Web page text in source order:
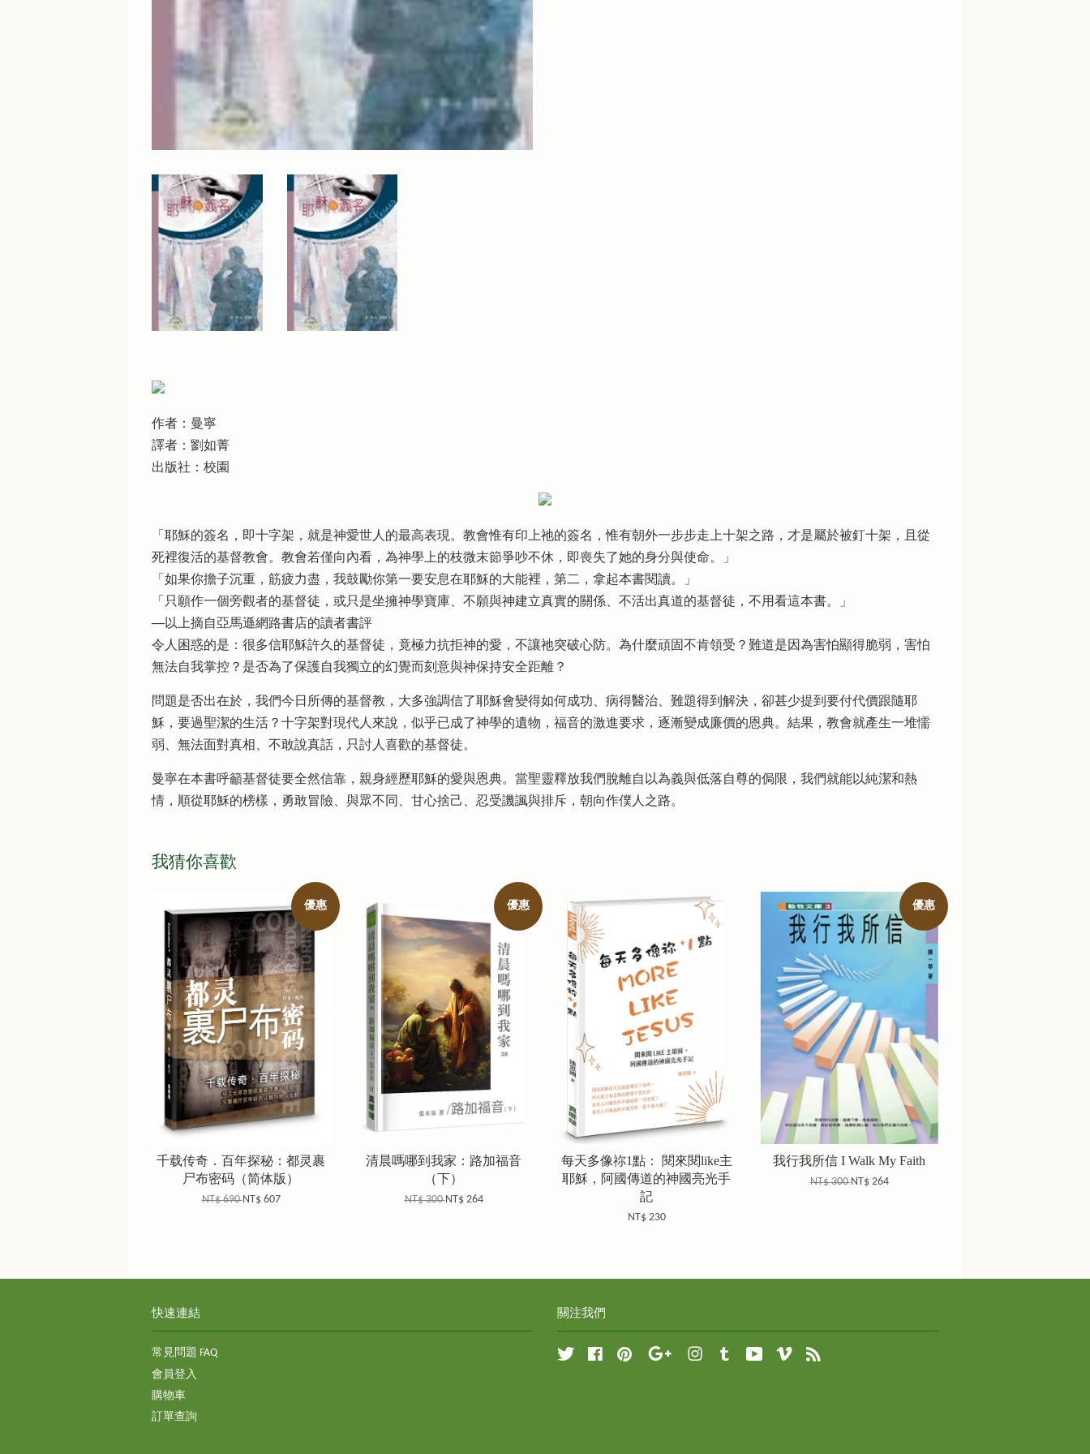
作者：曼寧
譯者：劉如菁
出版社：校園
「耶穌的簽名，即十字架，就是神愛世人的最高表現。教會惟有印上祂的簽名，惟有朝外一步步走上十架之路，才是屬於被釘十架，且從
死裡復活的基督教會。教會若僅向內看，為神學上的枝微末節爭吵不休，即喪失了她的身分與使命。」
「如果你擔子沉重，筋疲力盡，我鼓勵你第一要安息在耶穌的大能裡，第二，拿起本書閱讀。」
「只願作一個旁觀者的基督徒，或只是坐擁神學寶庫、不願與神建立真實的關係、不活出真道的基督徒，不用看這本書。」
──以上摘自亞馬遜網路書店的讀者書評
令人困惑的是：很多信耶穌許久的基督徒，竟極力抗拒神的愛，不讓祂突破心防。為什麼頑固不肯領受？難道是因為害怕顯得脆弱，害怕
無法自我掌控？是否為了保護自我獨立的幻覺而刻意與神保持安全距離？
問題是否出在於，我們今日所傳的基督教，大多強調信了耶穌會變得如何成功、病得醫治、難題得到解決，卻甚少提到要付代價跟隨耶
穌，要過聖潔的生活？十字架對現代人來說，似乎已成了神學的遺物，福音的激進要求，逐漸變成廉價的恩典。結果，教會就產生一堆懦
弱、無法面對真相、不敢說真話，只討人喜歡的基督徒。
曼寧在本書呼籲基督徒要全然信靠，親身經歷耶穌的愛與恩典。當聖靈釋放我們脫離自以為義與低落自尊的侷限，我們就能以純潔和熱
情，順從耶穌的榜樣，勇敢冒險、與眾不同、甘心捨己、忍受譏諷與排斥，朝向作僕人之路。
我猜你喜歡
優惠
千载传奇．百年探秘：都灵裹
尸布密码（简体版）
NT$ 690NT$ 607
優惠
清晨嗎哪到我家：路加福音
（下）
NT$ 300NT$ 264
每天多像祢1點： 閱來閱like主
耶穌，阿國傳道的神國亮光手
記
NT$ 230
優惠
我行我所信 I Walk My Faith
NT$ 300NT$ 264
快速連結
常見問題 FAQ
會員登入
購物車
訂單查詢
關注我們
Twitter FacebookPinterest Google InstagramTumblr YouTubeVimeo